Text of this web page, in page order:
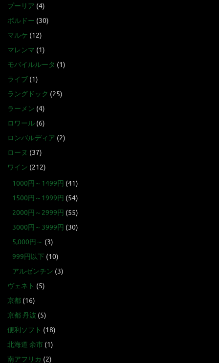
プーリア (4)
ボルドー (30)
マルケ (12)
マレンマ (1)
モバイルルータ (1)
ライブ (1)
ラングドック (25)
ラーメン (4)
ロワール (6)
ロンバルディア (2)
ローヌ (37)
ワイン (212)
1000円～1499円 (41)
1500円～1999円 (54)
2000円～2999円 (55)
3000円～3999円 (30)
5,000円～ (3)
999円以下 (10)
アルゼンチン (3)
ヴェネト (5)
京都 (16)
京都 丹波 (5)
便利ソフト (18)
北海道 余市 (1)
南アフリカ (2)